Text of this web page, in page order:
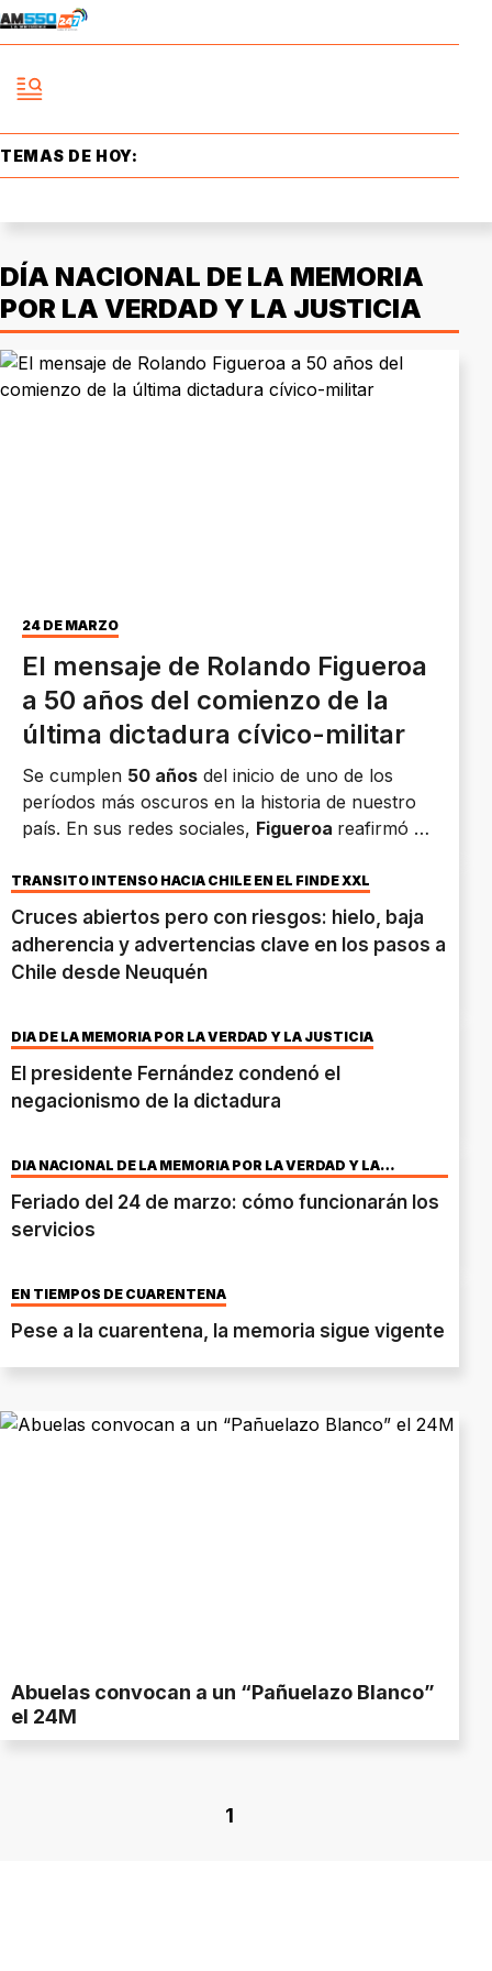
TEMAS DE HOY:
DÍA NACIONAL DE LA MEMORIA
POR LA VERDAD Y LA JUSTICIA
24 DE MARZO
El mensaje de Rolando Figueroa
a 50 años del comienzo de la
última dictadura cívico-militar
Se cumplen 50 años del inicio de uno de los
períodos más oscuros en la historia de nuestro
país. En sus redes sociales, Figueroa reafirmó el
TRÁNSITO INTENSO HACIA CHILE EN EL FINDE XXL
Cruces abiertos pero con riesgos: hielo, baja
adherencia y advertencias clave en los pasos a
Chile desde Neuquén
DIA DE LA MEMORIA POR LA VERDAD Y LA JUSTICIA
El presidente Fernández condenó el
negacionismo de la dictadura
DÍA NACIONAL DE LA MEMORIA POR LA VERDAD Y LA
JUSTICIA
Feriado del 24 de marzo: cómo funcionarán los
servicios
EN TIEMPOS DE CUARENTENA
Pese a la cuarentena, la memoria sigue vigente
Abuelas convocan a un “Pañuelazo Blanco”
el 24M
1